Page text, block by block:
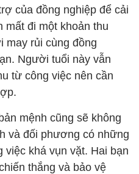
của đồng nghiệp để cải
mất đi một khoản thu
may rủi cùng đồng
Người tuổi này vẫn
từ công việc nên cần
mệnh cũng sẽ không
và đối phương có những
khá vụn vặt. Hai bạn
thắng và bảo vệ